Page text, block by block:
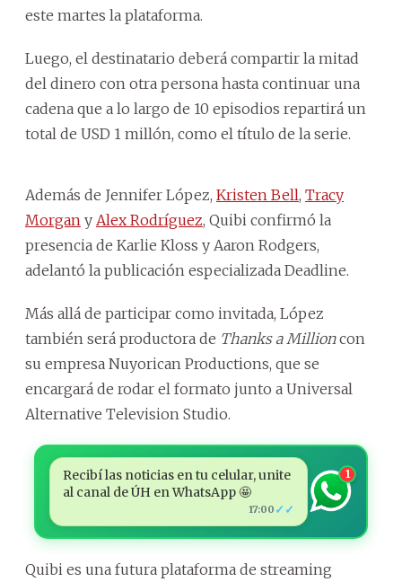
este martes la plataforma.
Luego, el destinatario deberá compartir la mitad
del dinero con otra persona hasta continuar una
cadena que a lo largo de 10 episodios repartirá un
total de USD 1 millón, como el título de la serie.
Además de Jennifer López, Kristen Bell, Tracy
Morgan y Alex Rodríguez, Quibi confirmó la
presencia de Karlie Kloss y Aaron Rodgers,
adelantó la publicación especializada Deadline.
Más allá de participar como invitada, López
también será productora de Thanks a Millioncon
su empresa Nuyorican Productions, que se
encargará de rodar el formato junto a Universal
Alternative Television Studio.
Recibí las noticias en tu celular, unite
al canal de ÚH en WhatsApp 🤩
17:00 ✓✓
1
Quibi es una futura plataforma de streaming